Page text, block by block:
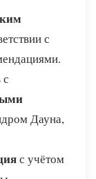
с
Дауна,
с учётом